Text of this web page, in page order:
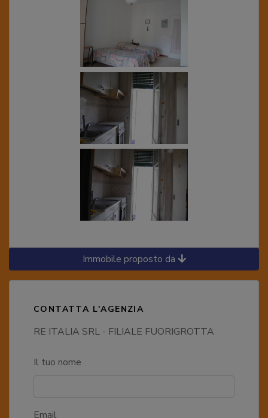
Immobile proposto da
CONTATTA L'AGENZIA
RE ITALIA SRL - FILIALE FUORIGROTTA
Il tuo nome
Email